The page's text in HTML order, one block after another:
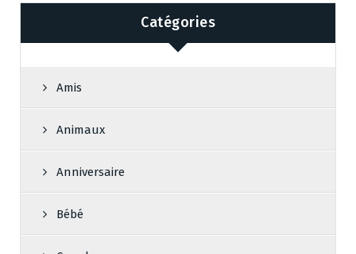
Catégories
Amis
Animaux
Anniversaire
Bébé